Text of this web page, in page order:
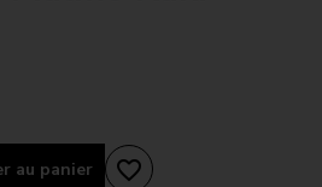
au panier favorite_border